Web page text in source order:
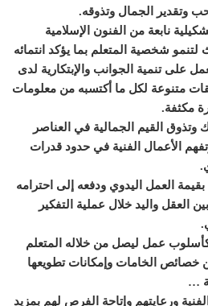
وتقدير الجمال وتذوقه.
نابعة من الفنون الإسلامية
لتنمو شخصية المتعلم بما يؤكد انتمائه
على تنمية الجوانب والإبتكارية لدى
متنوعة لكل ما أكتسبه من معلومات
مكثفة.
وتذوق القيم الجمالية في العناصر
الأعمال الفنية في حدود قدرات
العمل اليدوي ودفعه إلى احترامه
العقل واليد خلال عملية التفكير
كأسلوب عمل ليصل من خلاله المتعلم
خصائص الخامات وإمكانات تطويعها
…
ورعايتهم وإتاحة الفرص لهم بمزيد